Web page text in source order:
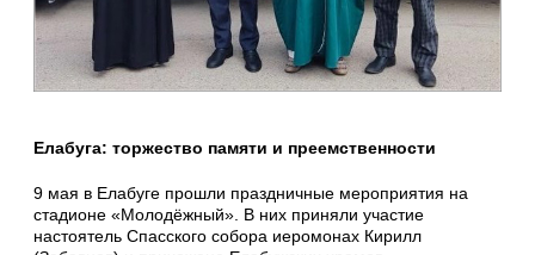
Елабуга: торжество памяти и преемственности
9 мая в Елабуге прошли праздничные мероприятия на
стадионе «Молодёжный». В них приняли участие
настоятель Спасского собора иеромонах Кирилл